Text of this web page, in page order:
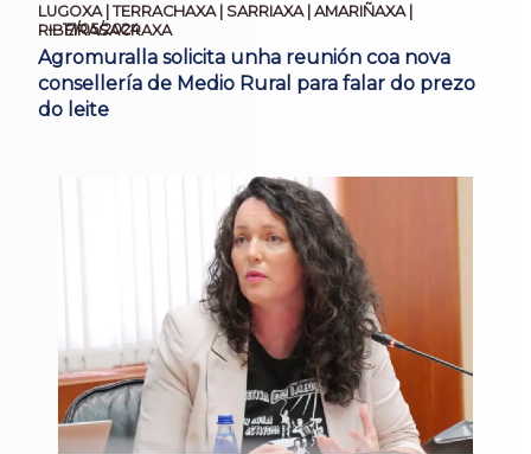
LUGOXA | TERRACHAXA | SARRIAXA | AMARIÑAXA |
RIBEIRASACRAXA
17/05/2024
Agromuralla solicita unha reunión coa nova
consellería de Medio Rural para falar do prezo
do leite